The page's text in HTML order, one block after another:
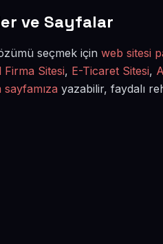
ve Sayfalar
seçmek için web sitesi
Firma Sitesi, E-Ticaret Sitesi,
sayfamıza yazabilir, faydalı